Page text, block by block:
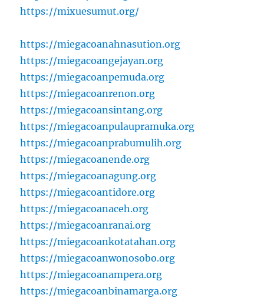
https://mixuesumut.org/
https://miegacoanahnasution.org
https://miegacoangejayan.org
https://miegacoanpemuda.org
https://miegacoanrenon.org
https://miegacoansintang.org
https://miegacoanpulaupramuka.org
https://miegacoanprabumulih.org
https://miegacoanende.org
https://miegacoanagung.org
https://miegacoantidore.org
https://miegacoanaceh.org
https://miegacoanranai.org
https://miegacoankotatahan.org
https://miegacoanwonosobo.org
https://miegacoanampera.org
https://miegacoanbinamarga.org